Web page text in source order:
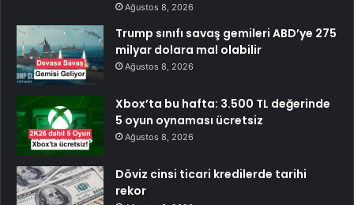
Ağustos 8, 2026
Trump sınıfı savaş gemileri ABD’ye 275
milyar dolara mal olabilir
Ağustos 8, 2026
Xbox’ta bu hafta: 3.500 TL değerinde
5 oyun oynaması ücretsiz
Ağustos 8, 2026
Döviz cinsi ticari kredilerde tarihi
rekor